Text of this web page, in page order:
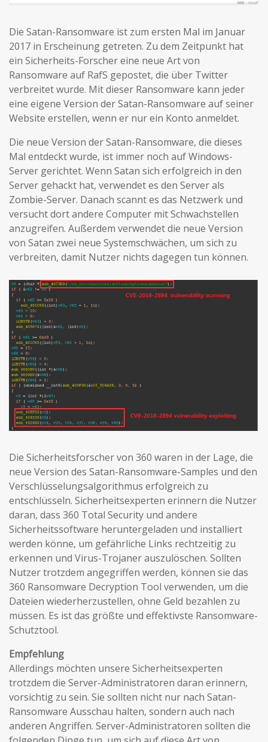
Die Satan-Ransomware ist zum ersten Mal im Januar
2017 in Erscheinung getreten. Zu dem Zeitpunkt hat
ein Sicherheits-Forscher eine neue Art von
Ransomware auf RafS gepostet, die über Twitter
verbreitet wurde. Mit dieser Ransomware kann jeder
eine eigene Version der Satan-Ransomware auf seiner
Website erstellen, wenn er nur ein Konto anmeldet.
Die neue Version der Satan-Ransomware, die dieses
Mal entdeckt wurde, ist immer noch auf Windows-
Server gerichtet. Wenn Satan sich erfolgreich in den
Server gehackt hat, verwendet es den Server als
Zombie-Server. Danach scannt es das Netzwerk und
versucht dort andere Computer mit Schwachstellen
anzugreifen. Außerdem verwendet die neue Version
von Satan zwei neue Systemschwächen, um sich zu
verbreiten, damit Nutzer nichts dagegen tun können.
Die Sicherheitsforscher von 360 waren in der Lage, die
neue Version des Satan-Ransomware-Samples und den
Verschlüsselungsalgorithmus erfolgreich zu
entschlüsseln. Sicherheitsexperten erinnern die Nutzer
daran, dass 360 Total Security und andere
Sicherheitssoftware heruntergeladen und installiert
werden könne, um gefährliche Links rechtzeitig zu
erkennen und Virus-Trojaner auszulöschen. Sollten
Nutzer trotzdem angegriffen werden, können sie das
360 Ransomware Decryption Tool verwenden, um die
Dateien wiederherzustellen, ohne Geld bezahlen zu
müssen. Es ist das größte und effektivste Ransomware-
Schutztool.
Empfehlung
Allerdings möchten unsere Sicherheitsexperten
trotzdem die Server-Administratoren daran erinnern,
vorsichtig zu sein. Sie sollten nicht nur nach Satan-
Ransomware Ausschau halten, sondern auch nach
anderen Angriffen. Server-Administratoren sollten die